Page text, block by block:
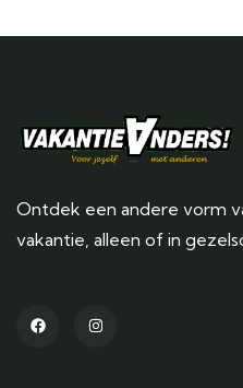
Ontdek een andere vorm
vakantie, alleen of in